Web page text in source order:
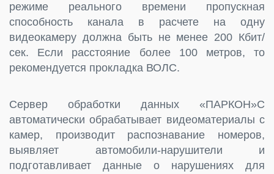
режиме реального времени пропускная
способность канала в расчете на одну
видеокамеру должна быть не менее 200 Кбит/
сек. Если расстояние более 100 метров, то
рекомендуется прокладка ВОЛС.
Сервер обработки данных «ПАРКОН»С
автоматически обрабатывает видеоматериалы с
камер, производит распознавание номеров,
выявляет автомобили-нарушители и
подготавливает данные о нарушениях для